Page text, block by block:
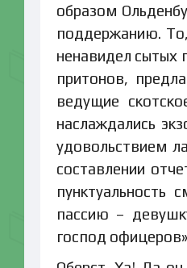
образом
поддержанию. То,
ненавидел сытых
притонов,
ведущие
наслаждались
удовольствием
составлении
пассию –
господ